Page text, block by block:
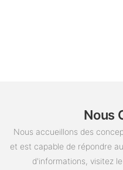
Nous
Nous accueillons des
et est capable de répondre
d'informations, visitez